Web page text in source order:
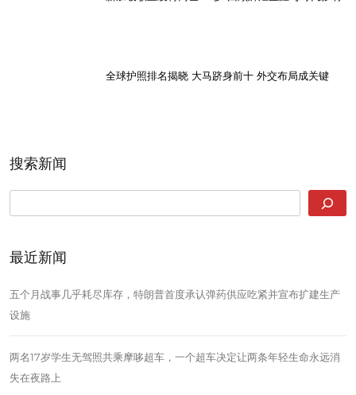
全球护照排名揭晓 大马跻身前十 外交布局成关键
搜索新闻
最近新闻
五个月战事几乎耗尽库存，特朗普首度承认弹药供应吃紧并宣布扩建生产
设施
两名17岁学生无驾照共乘摩哆超车，一个超车决定让两条年轻生命永远消
失在夜路上